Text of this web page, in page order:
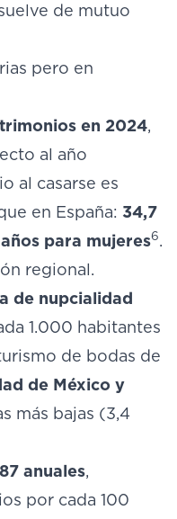
de mutuo
pero en
en 2024,
al año
al casarse es
en España: 34,7
años para mujeres6.
regional.
de nupcialidad
1.000 habitantes
de bodas de
de México y
más bajas (3,4
anuales,
por cada 100